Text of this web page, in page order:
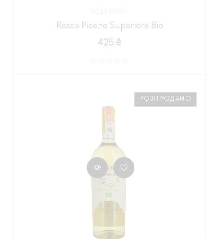
Rosso Piceno Superiore Bio
425 ₴
РОЗПРОДАНО